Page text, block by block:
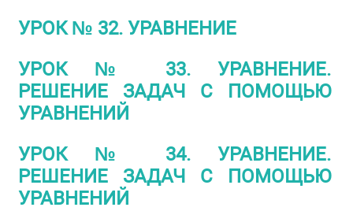
УРОК № 32. УРАВНЕНИЕ
УРОК № 33. УРАВНЕНИЕ.
РЕШЕНИЕ ЗАДАЧ С ПОМОЩЬЮ
УРАВНЕНИЙ
УРОК № 34. УРАВНЕНИЕ.
РЕШЕНИЕ ЗАДАЧ С ПОМОЩЬЮ
УРАВНЕНИЙ